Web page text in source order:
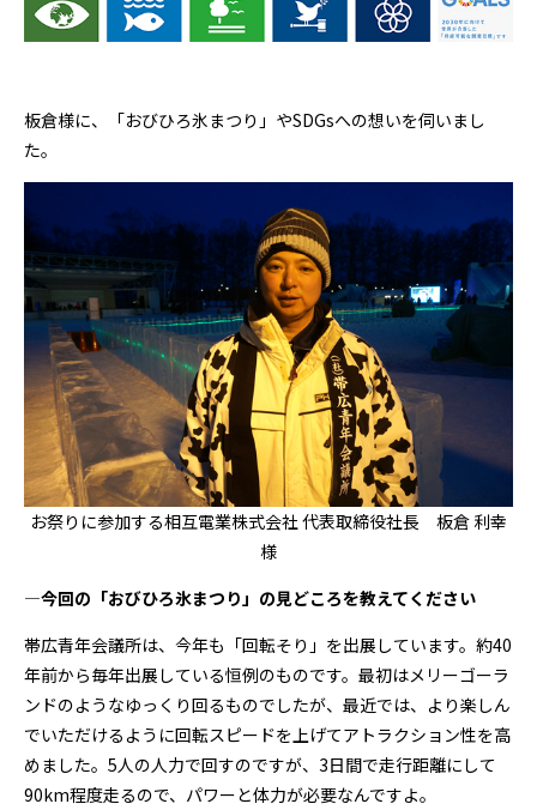
板倉様に、「おびひろ氷まつり」やSDGsへの想いを伺いまし
た。
お祭りに参加する相互電業株式会社 代表取締役社長 板倉 利幸
様
―今回の「おびひろ氷まつり」の見どころを教えてください
帯広青年会議所は、今年も「回転そり」を出展しています。約40
年前から毎年出展している恒例のものです。最初はメリーゴーラ
ンドのようなゆっくり回るものでしたが、最近では、より楽しん
でいただけるように回転スピードを上げてアトラクション性を高
めました。5人の人力で回すのですが、3日間で走行距離にして
90km程度走るので、パワーと体力が必要なんですよ。